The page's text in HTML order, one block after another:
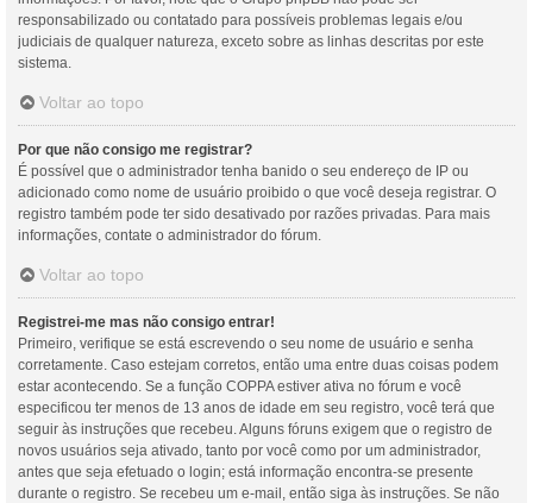
responsabilizado ou contatado para possíveis problemas legais e/ou
judiciais de qualquer natureza, exceto sobre as linhas descritas por este
sistema.
Voltar ao topo
Por que não consigo me registrar?
É possível que o administrador tenha banido o seu endereço de IP ou
adicionado como nome de usuário proibido o que você deseja registrar. O
registro também pode ter sido desativado por razões privadas. Para mais
informações, contate o administrador do fórum.
Voltar ao topo
Registrei-me mas não consigo entrar!
Primeiro, verifique se está escrevendo o seu nome de usuário e senha
corretamente. Caso estejam corretos, então uma entre duas coisas podem
estar acontecendo. Se a função COPPA estiver ativa no fórum e você
especificou ter menos de 13 anos de idade em seu registro, você terá que
seguir às instruções que recebeu. Alguns fóruns exigem que o registro de
novos usuários seja ativado, tanto por você como por um administrador,
antes que seja efetuado o login; está informação encontra-se presente
durante o registro. Se recebeu um e-mail, então siga às instruções. Se não